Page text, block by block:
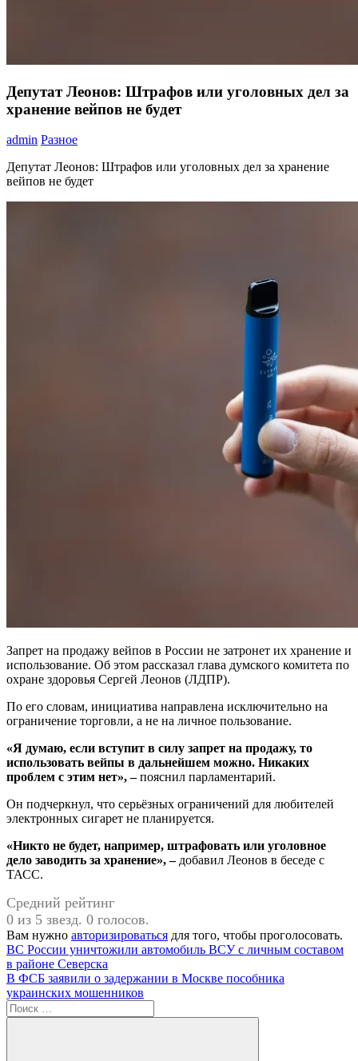
Депутат Леонов: Штрафов или уголовных дел за
хранение вейпов не будет
admin Разное
Депутат Леонов: Штрафов или уголовных дел за хранение
вейпов не будет
Запрет на продажу вейпов в России не затронет их хранение и
использование. Об этом рассказал глава думского комитета по
охране здоровья Сергей Леонов (ЛДПР).
По его словам, инициатива направлена исключительно на
ограничение торговли, а не на личное пользование.
«Я думаю, если вступит в силу запрет на продажу, то
использовать вейпы в дальнейшем можно. Никаких
проблем с этим нет», –пояснил парламентарий.
Он подчеркнул, что серьёзных ограничений для любителей
электронных сигарет не планируется.
«Никто не будет, например, штрафовать или уголовное
дело заводить за хранение», –добавил Леонов в беседе с
ТАСС.
Средний рейтинг
0 из 5 звезд. 0 голосов.
Вам нужно авторизироваться для того, чтобы проголосовать.
Навигация
по
записям
Предыдущая
запись:
ВС России уничтожили автомобиль ВСУ с личным составом
в районе Северска
Следующая
запись:
В ФСБ заявили о задержании в Москве пособника
украинских мошенников
Поиск
для: